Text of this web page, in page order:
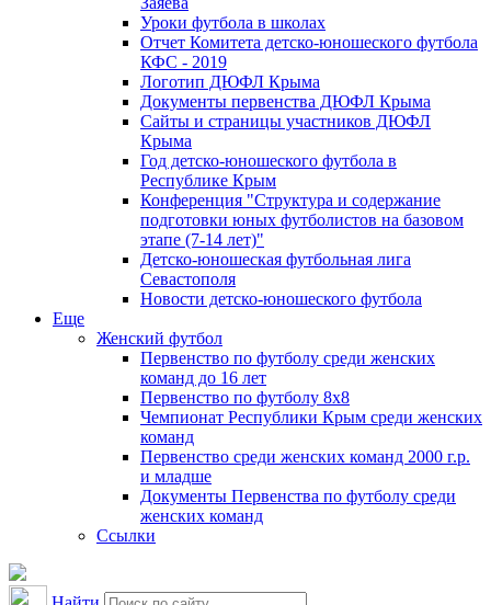
Уроки футбола в школах
Отчет Комитета детско-юношеского футбола
КФС - 2019
Логотип ДЮФЛ Крыма
Документы первенства ДЮФЛ Крыма
Сайты и страницы участников ДЮФЛ
Крыма
Год детско-юношеского футбола в
Республике Крым
Конференция "Структура и содержание
подготовки юных футболистов на базовом
этапе (7-14 лет)"
Детско-юношеская футбольная лига
Севастополя
Новости детско-юношеского футбола
Еще
Женский футбол
Первенство по футболу среди женских
команд до 16 лет
Первенство по футболу 8х8
Чемпионат Республики Крым среди женских
команд
Первенство среди женских команд 2000 г.р.
и младше
Документы Первенства по футболу среди
женских команд
Ссылки